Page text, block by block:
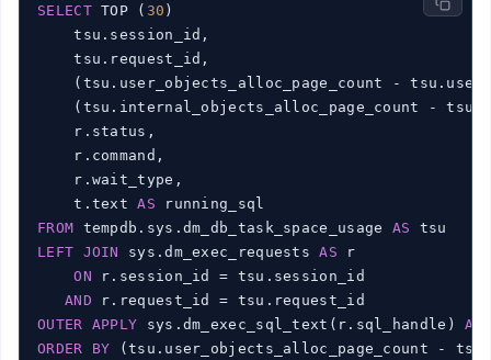
SELECT TOP ( 30 )
    tsu.session_id,
    tsu.request_id,
(tsu.user_objects_alloc_page_count -
(tsu.internal_objects_alloc_page_count -
    r.status,
    r.command,
    r.wait_type,
    t.text
AS
FROM tempdb.sys.dm_db_task_space_usage AS
LEFT JOIN sys.dm_exec_requests AS r
ON r.session_id = tsu.session_id
AND
OUTER
APPLY sys.dm_exec_sql_text(r.sql_handle) AS
ORDER
BY (tsu.user_objects_alloc_page_count -